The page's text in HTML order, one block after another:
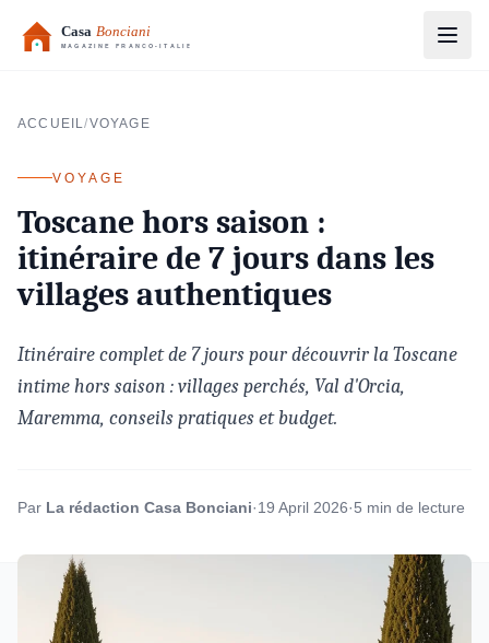
ACCUEIL/VOYAGE
VOYAGE
Toscane hors saison :
itinéraire de 7 jours dans les
villages authentiques
Itinéraire complet de 7 jours pour découvrir la Toscane
intime hors saison : villages perchés, Val d'Orcia,
Maremma, conseils pratiques et budget.
Par La rédaction Casa Bonciani·19 April 2026·5 min de lecture